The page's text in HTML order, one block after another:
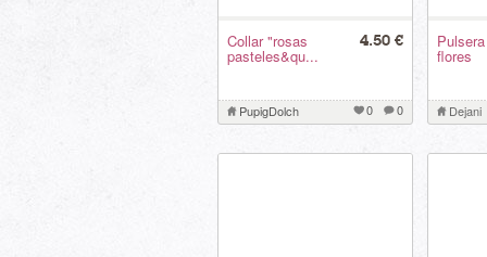
Collar "rosas
pasteles&qu...
4.50 €
PupigDolch 0 0
flores
Dejani